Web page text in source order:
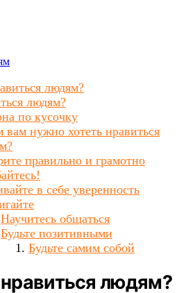
людям?
людям?
по кусочку
вам нужно хотеть нравиться
правильно и грамотно
в себе уверенность
Научитесь общаться
Будьте позитивными
Будьте самим собой
людям?